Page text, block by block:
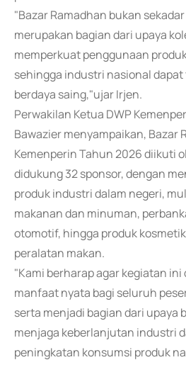
"Bazar Ramadhan bukan
merupakan bagian dari upaya
memperkuat penggunaan
sehingga industri nasional
berdaya saing,"ujar Irjen.
Perwakilan Ketua DWP
Bawazier menyampaikan, Bazar
Kemenperin Tahun 2026 diikuti
didukung 32 sponsor, dengan
produk industri dalam negeri,
makanan dan minuman,
otomotif, hingga produk
peralatan makan.
"Kami berharap agar kegiatan
manfaat nyata bagi seluruh
serta menjadi bagian dari upaya
menjaga keberlanjutan industri
peningkatan konsumsi produk